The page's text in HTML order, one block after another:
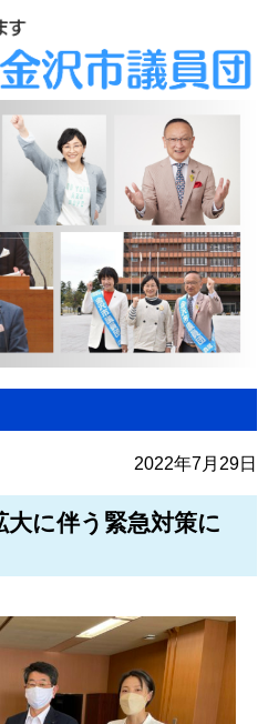
2022年7月29日
に伴う緊急対策に